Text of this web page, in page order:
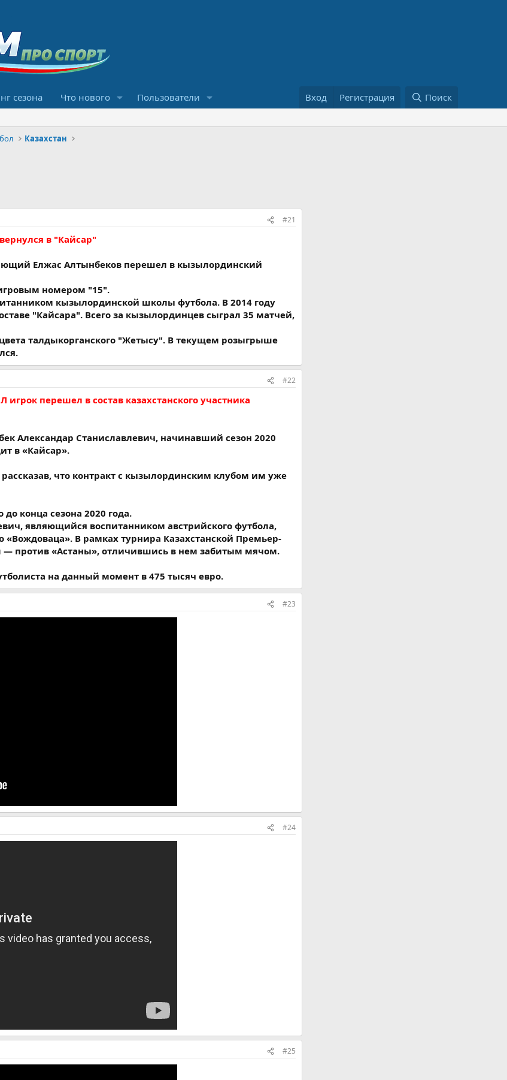
сезона Что нового Пользователи Вход Регистрация Поиск
Казахстан
#21
в "Кайсар"
Елжас Алтынбеков перешел в кызылординский
номером "15".
кызылординской школы футбола. В 2014 году
"Кайсара". Всего за кызылординцев сыграл 35 матчей,
талдыкорганского "Жетысу". В текущем розыгрыше
#22
перешел в состав казахстанского участника
Александар Станиславлевич, начинавший сезон 2020
в «Кайсар».
что контракт с кызылординским клубом им уже
конца сезона 2020 года.
являющийся воспитанником австрийского футбола,
«Вождоваца». В рамках турнира Казахстанской Премьер-
— против «Астаны», отличившись в нем забитым мячом.
на данный момент в 475 тысяч евро.
#23
#24
#25